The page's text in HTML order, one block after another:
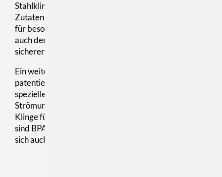
Stahlklingen, die mit bis zu 480km/h rotieren und
Zutaten regelrecht pulverisieren. Das sorgt nicht nur
für besonders cremige Ergebnisse, sondern reduziert
auch den Verschleiß - und macht die Reinigung
sicherer.
Ein weiteres Markenzeichen: Die eckigen,
patentierten WildSide + Behälter. Durch ihr
spezielles Design entsteht ein optimaler
Strömungsverlauf, der die Zutaten automatisch zur
Klinge führt - ein Stopfer ist überflüssig. Die Behälter
sind BPA-frei, Spülmaschinen geeignet und lassen
sich auch per Hand problemlos reinigen.